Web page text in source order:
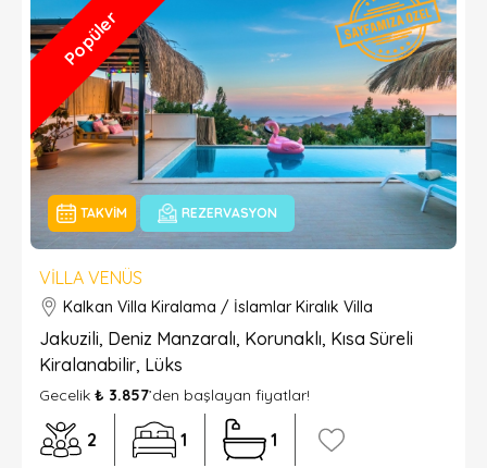
TAKVIM REZERVASYON
Popüler
VILLA VENÜS
Kalkan Villa Kiralama / İslamlar Kiralık Villa
Jakuzili, Deniz Manzaralı, Korunaklı, Kısa Süreli
Kiralanabilir, Lüks
Gecelik ₺ 3.857’den başlayan fiyatlar!
2 1 1